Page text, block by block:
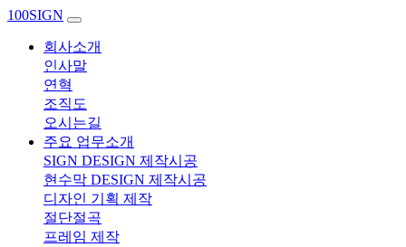
100SIGN
회사소개
인사말
연혁
조직도
오시는길
주요 업무소개
SIGN DESIGN 제작시공
현수막 DESIGN 제작시공
디자인 기획 제작
절단절곡
프레임 제작